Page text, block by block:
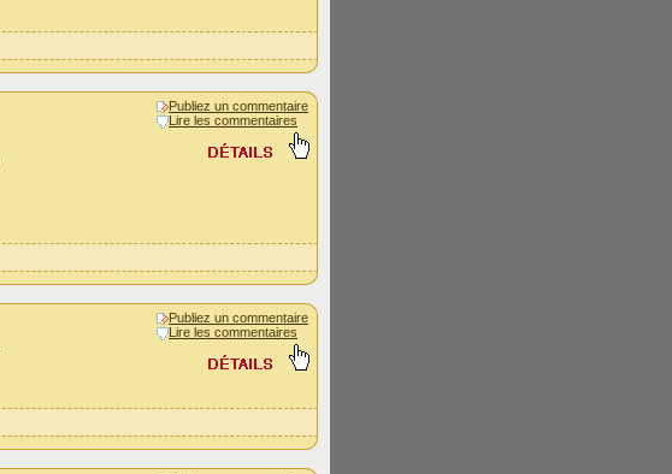
Publiez un commentaire
Lire les commentaires
Publiez un commentaire
Lire les commentaires